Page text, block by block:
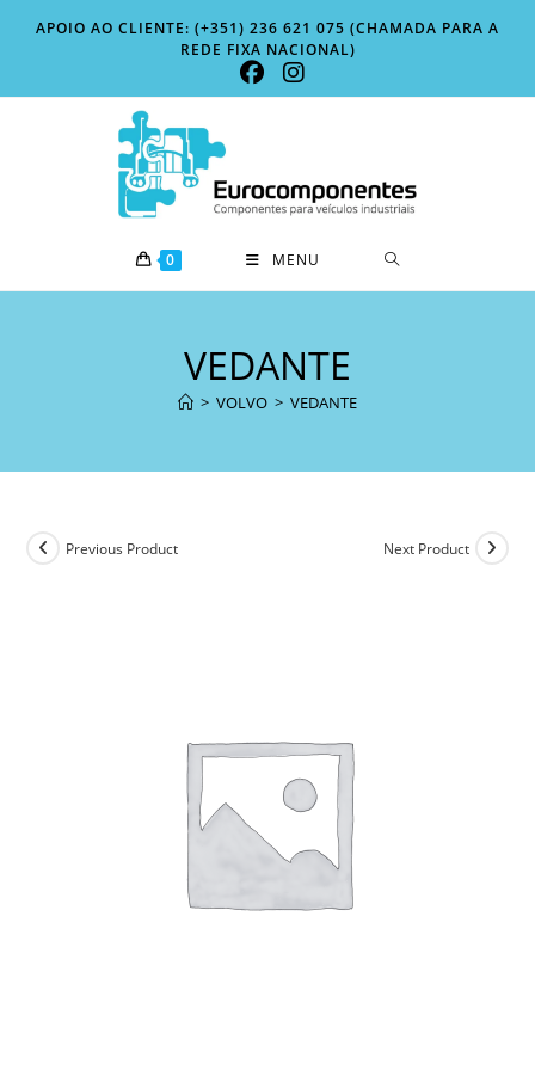
APOIO AO CLIENTE: (+351) 236 621 075 (CHAMADA PARA A
REDE FIXA NACIONAL)
0 MENU
VEDANTE
> VOLVO > VEDANTE
Previous Product Next Product